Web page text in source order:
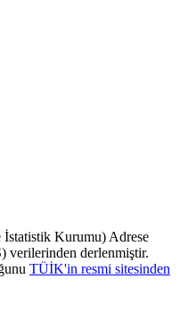
Kurumu) Adrese
verilerinden derlenmiştir.
TÜİK'in resmi sitesinden